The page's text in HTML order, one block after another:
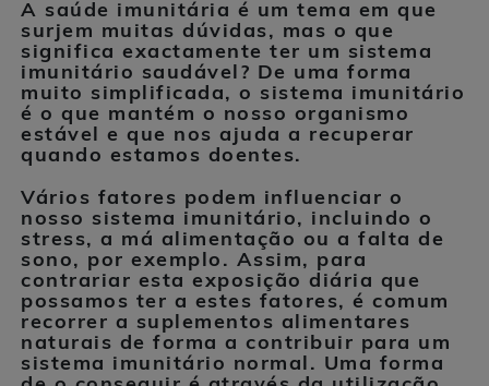
A saúde imunitária é um tema em que
surjem muitas dúvidas, mas o que
significa exactamente ter um sistema
imunitário saudável? De uma forma
muito simplificada, o sistema imunitário
é o que mantém o nosso organismo
estável e que nos ajuda a recuperar
quando estamos doentes.
Vários fatores podem influenciar o
nosso sistema imunitário, incluindo o
stress, a má alimentação ou a falta de
sono, por exemplo. Assim, para
contrariar esta exposição diária que
possamos ter a estes fatores, é comum
recorrer a suplementos alimentares
naturais de forma a contribuir para um
sistema imunitário normal. Uma forma